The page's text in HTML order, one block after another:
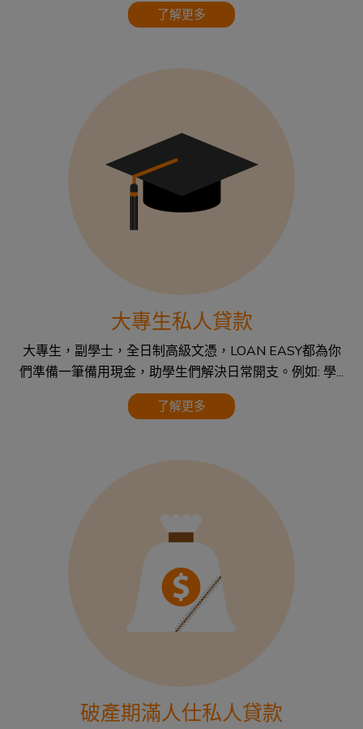
了解更多
大專生私人貸款
大專生，副學士，全日制高級文憑，LOAN EASY都為你
們準備一筆備用現金，助學生們解決日常開支。例如: 學...
了解更多
破產期滿人仕私人貸款